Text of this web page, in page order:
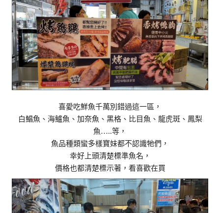
喜愛吃鮮魚千萬別錯過這一區，
白鯧魚、海鱸魚、加奈魚、黑格、比目魚、龍虎斑、鳳梨
魚…..等，
魚品種類蠻多樣寶妹都不認識牠們，
幸好上頭清楚標準魚名，
價格也都清楚標示著，看喜歡在買